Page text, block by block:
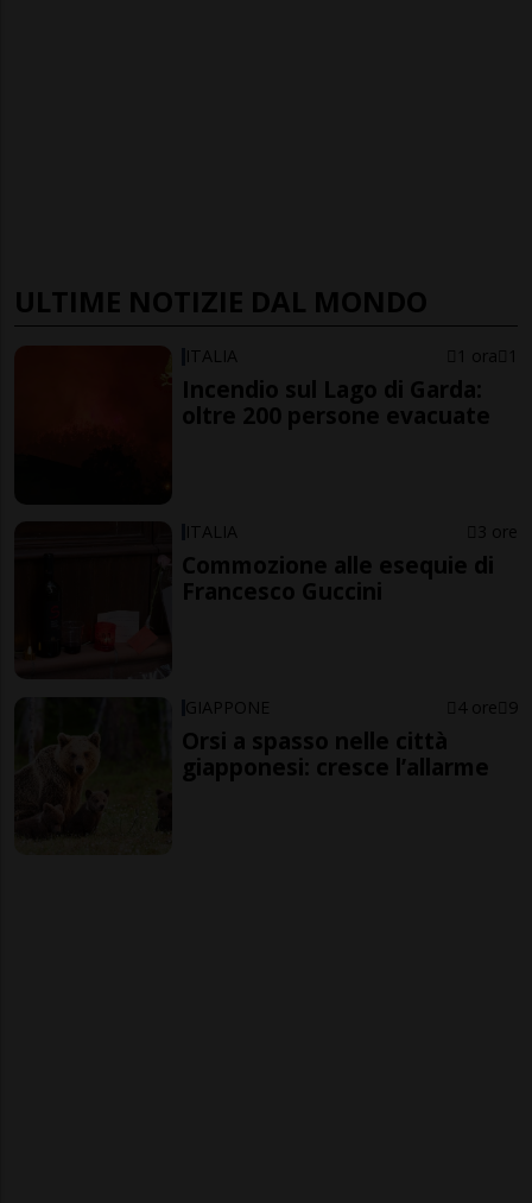
ULTIME NOTIZIE DAL MONDO
ITALIA 1 ora 1
Incendio sul Lago di Garda:
oltre 200 persone evacuate
ITALIA 3 ore
Commozione alle esequie di
Francesco Guccini
GIAPPONE 4 ore 9
Orsi a spasso nelle città
giapponesi: cresce l’allarme